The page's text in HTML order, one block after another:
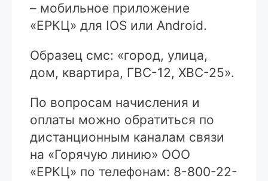
– мобильное приложение
«ЕРКЦ» для IOS или Android.
Образец смс: «город, улица,
дом, квартира, ГВС-12, ХВС-25».
По вопросам начисления и
оплаты можно обратиться по
дистанционным каналам связи
на «Горячую линию» ООО
«ЕРКЦ» по телефонам: 8-800-22-